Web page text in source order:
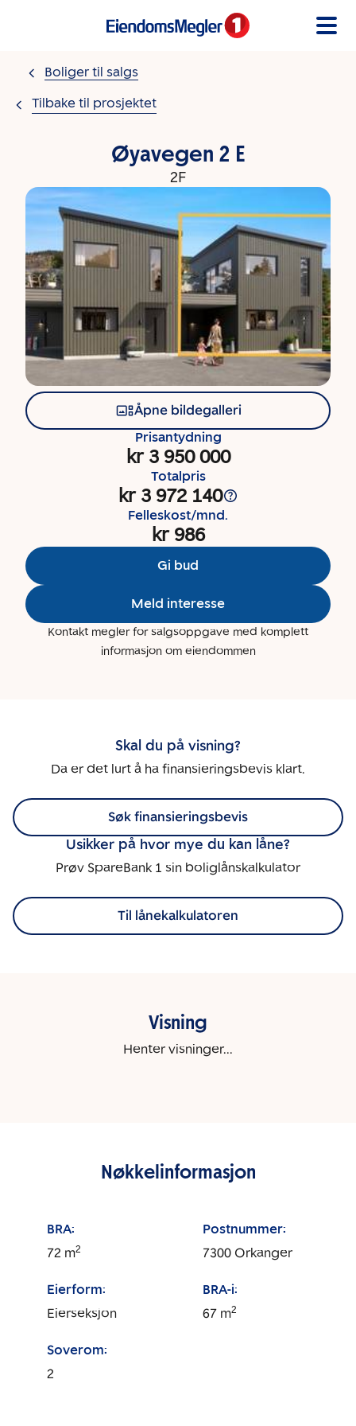
Boliger til salgs
Tilbake til prosjektet
Øyavegen 2 E
2F
Åpne bildegalleri
Prisantydning
kr 3 950 000
Totalpris
kr 3 972 140
Felleskost/mnd.
kr 986
Gi bud
Meld interesse
Kontakt megler for salgsoppgave med komplett
informasjon om eiendommen
Skal du på visning?
Da er det lurt å ha finansieringsbevis klart.
Søk finansieringsbevis
Usikker på hvor mye du kan låne?
Prøv SpareBank 1 sin boliglånskalkulator
Til lånekalkulatoren
Visning
Henter visninger...
Nøkkelinformasjon
BRA:
72 m2
Postnummer:
7300 Orkanger
Eierform:
Eierseksjon
BRA-i:
67 m2
Soverom:
2